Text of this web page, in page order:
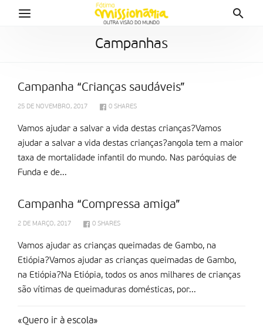
Campanhas
Campanha “Crianças saudáveis”
25 DE NOVEMBRO, 2017 0 SHARES
Vamos ajudar a salvar a vida destas crianças?Vamos
ajudar a salvar a vida destas crianças?angola tem a maior
taxa de mortalidade infantil do mundo. Nas paróquias de
Funda e de...
Campanha “Compressa amiga”
2 DE MARÇO, 2017 0 SHARES
Vamos ajudar as crianças queimadas de Gambo, na
Etiópia?Vamos ajudar as crianças queimadas de Gambo,
na Etiópia?Na Etiópia, todos os anos milhares de crianças
são vítimas de queimaduras domésticas, por...
«Quero ir à escola»